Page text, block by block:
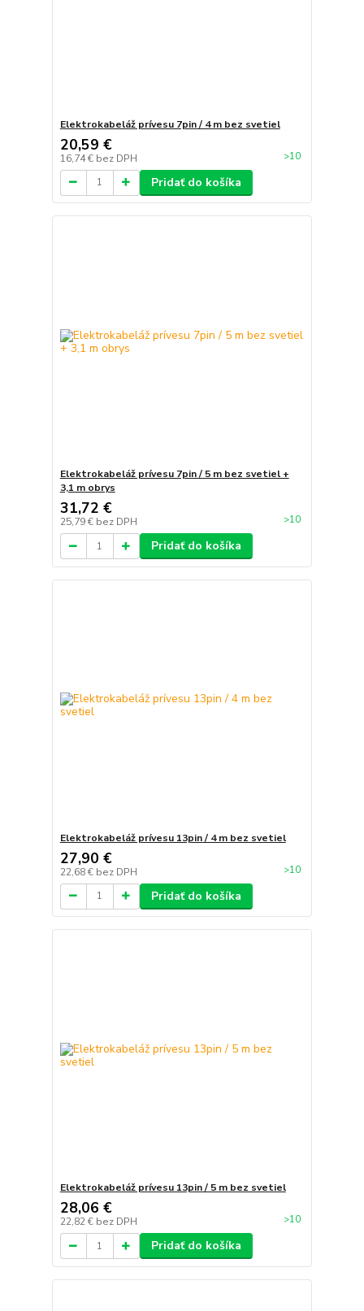
Elektrokabeláž prívesu 7pin / 4 m bez svetiel
20,59 €
16,74 € bez DPH >10
Pridať do košíka
Elektrokabeláž prívesu 7pin / 5 m bez svetiel +
3,1 m obrys
31,72 €
25,79 € bez DPH >10
Pridať do košíka
Elektrokabeláž prívesu 13pin / 4 m bez svetiel
27,90 €
22,68 € bez DPH >10
Pridať do košíka
Elektrokabeláž prívesu 13pin / 5 m bez svetiel
28,06 €
22,82 € bez DPH >10
Pridať do košíka